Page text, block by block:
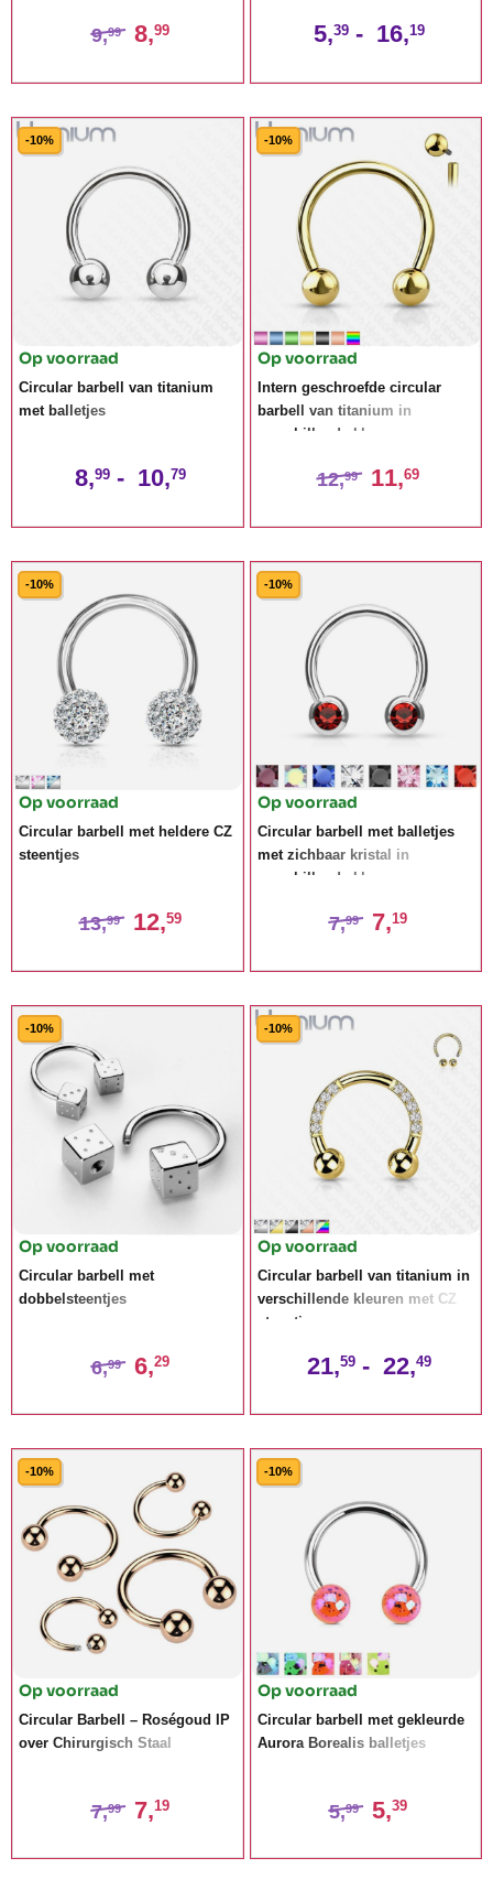
9,99 8,99 5,39 - 16,19
-10%
Op voorraad
Circular barbell van titanium
met balletjes
8,99 - 10,79
-10%
Op voorraad
Intern geschroefde circular
barbell van titanium in
verschillende kleuren
12,99 11,69
-10%
Op voorraad
Circular barbell met heldere CZ
steentjes
13,99 12,59
-10%
Op voorraad
Circular barbell met balletjes
met zichbaar kristal in
verschillende kleuren
7,99 7,19
-10%
Op voorraad
Circular barbell met
dobbelsteentjes
6,99 6,29
-10%
Op voorraad
Circular barbell van titanium in
verschillende kleuren met CZ
steentjes
21,59 - 22,49
-10%
Op voorraad
Circular Barbell – Roségoud IP
over Chirurgisch Staal
7,99 7,19
-10%
Op voorraad
Circular barbell met gekleurde
Aurora Borealis balletjes
5,99 5,39